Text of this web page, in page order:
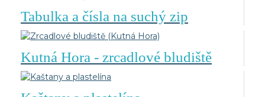
Tabulka a čísla na suchý zip
Kutná Hora - zrcadlové bludiště